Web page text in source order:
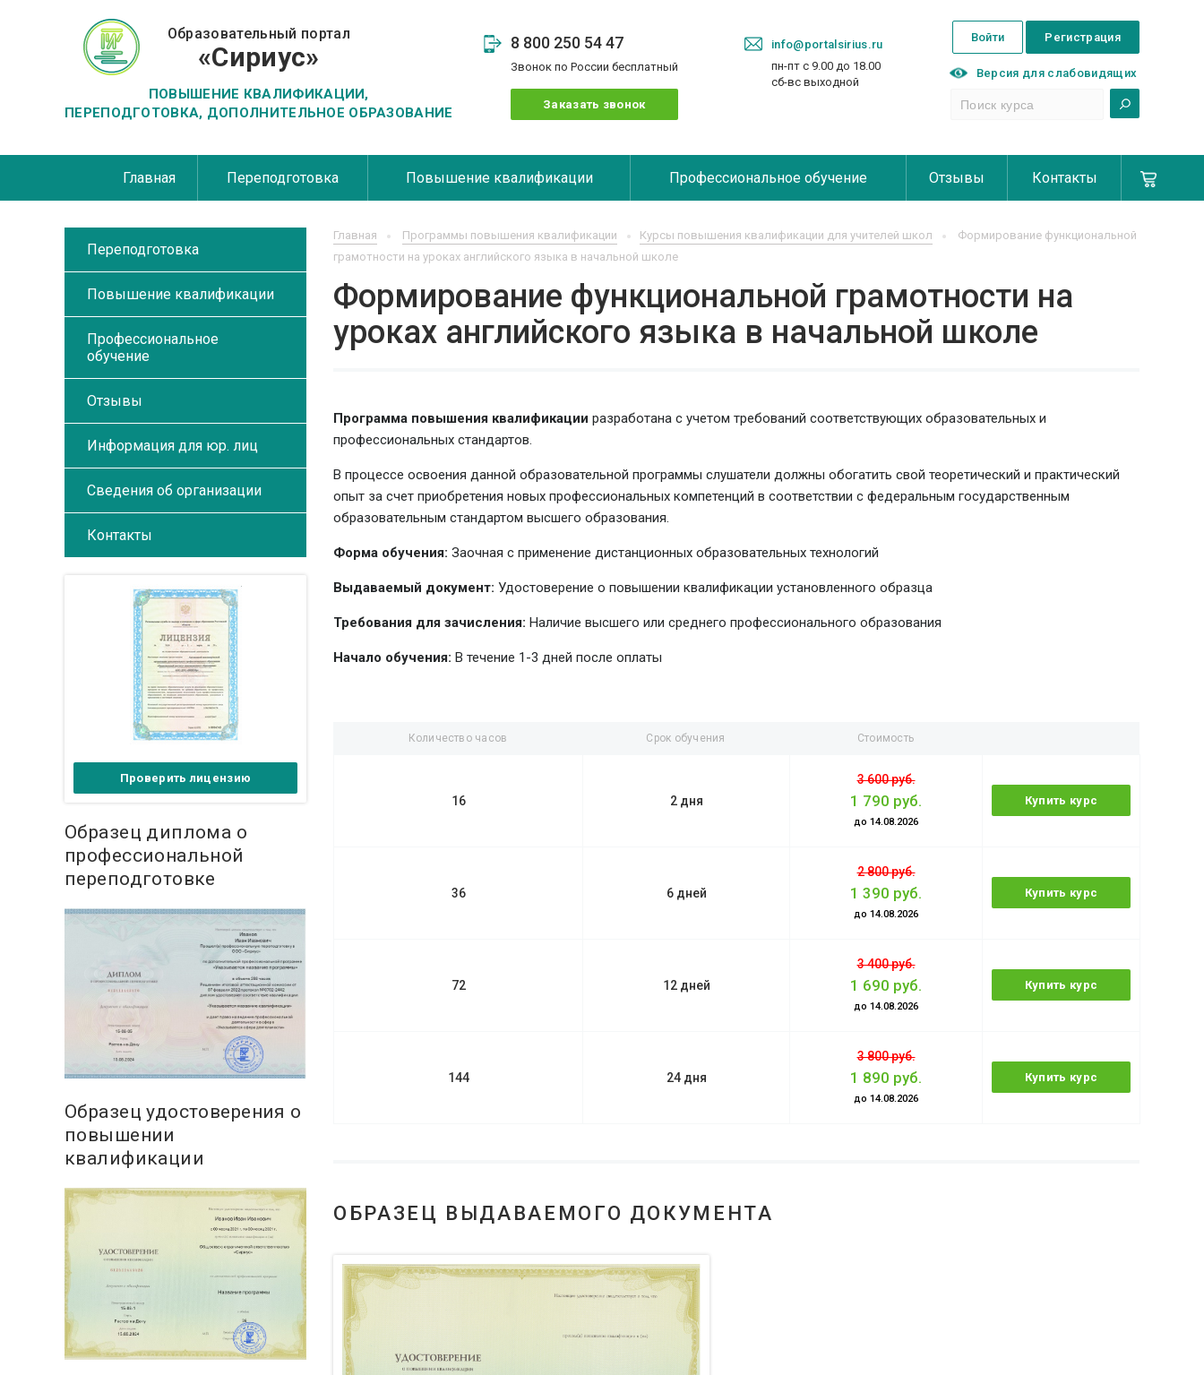
Образовательный портал
«Сириус»
ПОВЫШЕНИЕ КВАЛИФИКАЦИИ,
ПЕРЕПОДГОТОВКА, ДОПОЛНИТЕЛЬНОЕ ОБРАЗОВАНИЕ
8 800 250 54 47
Звонок по России бесплатный
Заказать звонок
info@portalsirius.ru
пн-пт с 9.00 до 18.00
сб-вс выходной
Регистрация
Войти
Версия для слабовидящих
Главная Переподготовка Повышение квалификации Профессиональное обучение Отзывы Контакты
Главная Программы повышения квалификации Курсы повышения квалификации для учителей школ
Формирование функциональной
грамотности на уроках английского языка в начальной школе
Формирование функциональной грамотности на
уроках английского языка в начальной школе
Программа повышения квалификации разработана с учетом требований соответствующих образовательных и
профессиональных стандартов.
В процессе освоения данной образовательной программы слушатели должны обогатить свой теоретический и практический
опыт за счет приобретения новых профессиональных компетенций в соответствии с федеральным государственным
образовательным стандартом высшего образования.
Форма обучения: Заочная с применение дистанционных образовательных технологий
Выдаваемый документ: Удостоверение о повышении квалификации установленного образца
Требования для зачисления: Наличие высшего или среднего профессионального образования
Начало обучения: В течение 1-3 дней после оплаты
Количество часов Срок обучения Стоимость
16 2 дня
3 600 руб.
1 790 руб.
до 14.08.2026
Купить курс
36 6 дней
2 800 руб.
1 390 руб.
до 14.08.2026
Купить курс
72 12 дней
3 400 руб.
1 690 руб.
до 14.08.2026
Купить курс
144 24 дня
3 800 руб.
1 890 руб.
до 14.08.2026
Купить курс
ОБРАЗЕЦ ВЫДАВАЕМОГО ДОКУМЕНТА
Переподготовка
Повышение квалификации
Профессиональное
обучение
Отзывы
Информация для юр. лиц
Сведения об организации
Контакты
Проверить лицензию
Образец диплома о
профессиональной
переподготовке
Образец удостоверения о
повышении
квалификации